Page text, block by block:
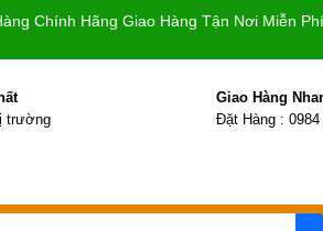
Chính Hãng Giao Hàng Tận Nơi Miễn
trường
Giao Hàng
Đặt Hàng : 0984